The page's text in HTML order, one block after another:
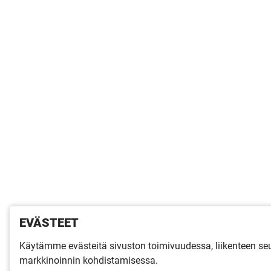
EVÄSTEET
Käytämme evästeitä sivuston toimivuudessa, liikenteen
markkinoinnin kohdistamisessa.